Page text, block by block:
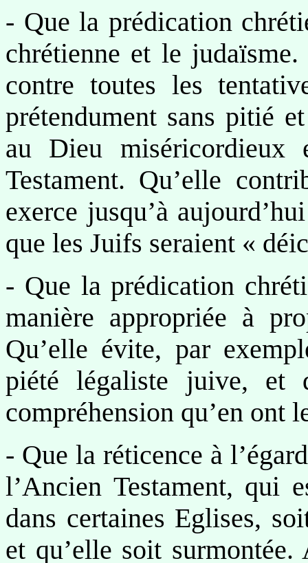
- Que la prédication
chrétienne et le
contre toutes les
prétendument sans pitié
au Dieu
Testament. Qu’elle
exerce jusqu’à
que les Juifs seraient «
- Que la prédication
manière appropriée à
Qu’elle évite, par
piété légaliste juive, et
compréhension qu’en ont
- Que la réticence à
l’Ancien Testament, qui
dans certaines Eglises,
et qu’elle soit